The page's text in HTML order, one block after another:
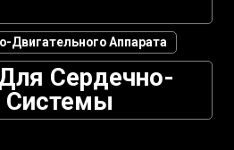
Двигательного Аппарата
Сердечно-
Системы